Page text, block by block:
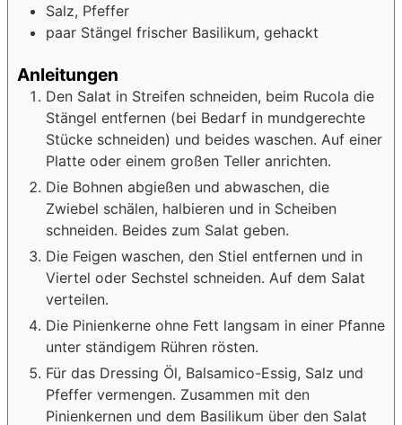
Salz, Pfeffer
paar Stängel frischer Basilikum, gehackt
Anleitungen
Den Salat in Streifen schneiden, beim Rucola die
Stängel entfernen (bei Bedarf in mundgerechte
Stücke schneiden) und beides waschen. Auf einer
Platte oder einem großen Teller anrichten.
Die Bohnen abgießen und abwaschen, die
Zwiebel schälen, halbieren und in Scheiben
schneiden. Beides zum Salat geben.
Die Feigen waschen, den Stiel entfernen und in
Viertel oder Sechstel schneiden. Auf dem Salat
verteilen.
Die Pinienkerne ohne Fett langsam in einer Pfanne
unter ständigem Rühren rösten.
Für das Dressing Öl, Balsamico-Essig, Salz und
Pfeffer vermengen. Zusammen mit den
Pinienkernen und dem Basilikum über den Salat